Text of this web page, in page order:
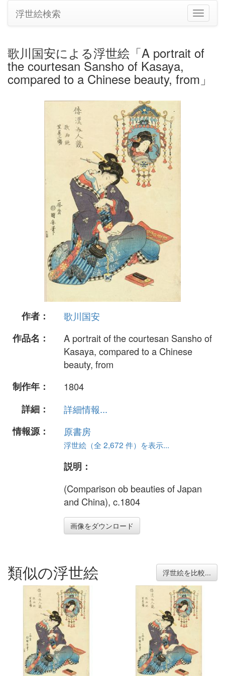
ナ
ビ
シ
の
浮世絵検索
歌川国安による浮世絵「A portrait of
the courtesan Sansho of Kasaya,
compared to a Chinese beauty, from」
作者：
歌川国安
作品名：
A portrait of the courtesan Sansho of
Kasaya, compared to a Chinese
beauty, from
制作年：
1804
詳細：
詳細情報...
情報源：
原書房
浮世絵（全 2,672 件）を表示...
説明：
(Comparison ob beauties of Japan
and China), c.1804
画像をダウンロード
類似の浮世絵 浮世絵を比較...